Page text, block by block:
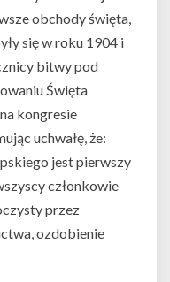
obchody święta,
się w roku 1904 i
bitwy pod
Święta
kongresie
uchwałę, że:
jest pierwszy
członkowie
przez
ozdobienie